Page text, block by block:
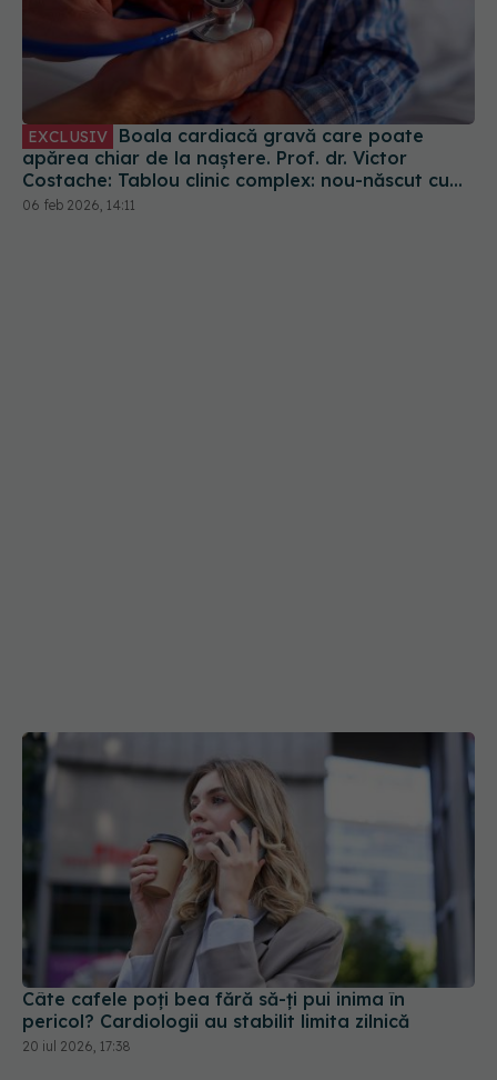
EXCLUSIV Boala cardiacă gravă care poate
apărea chiar de la naștere. Prof. dr. Victor
Costache: Tablou clinic complex: nou-născut cu
stenoză aortică
06 feb 2026, 14:11
Câte cafele poți bea fără să-ți pui inima în
pericol? Cardiologii au stabilit limita zilnică
20 iul 2026, 17:38